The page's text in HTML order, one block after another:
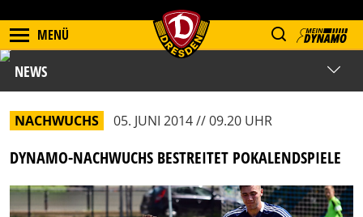
MENÜ
NEWS
NACHWUCHS 05. JUNI 2014 // 09.20 UHR
DYNAMO-NACHWUCHS BESTREITET POKALENDSPIELE